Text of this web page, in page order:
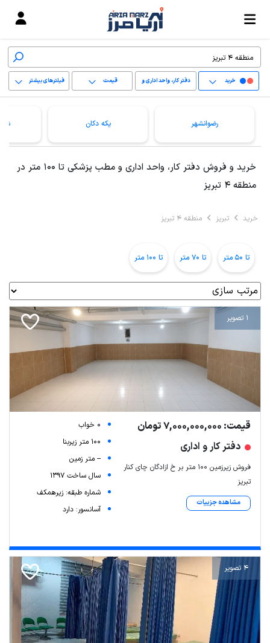
خرید دفتر کار، واحد اداری و
مطب پزشکی
قیمت فیلترهای بیشتر
پاک کردن محدوده
رضوانشهر یکه دکان
خرید و فروش دفتر کار، واحد اداری و مطب پزشکی تا 100 متر در
منطقه 4 تبریز
خرید تبریز منطقه 4 تبریز
تا 50 متر تا 70 متر تا 100 متر
1 تصویر
قیمت: 7,000,000,000 تومان
دفتر کار و اداری
فروش زیرزمین ۱۰۰ متر بر خ ازادگان چای کنار
تبریز
مشاهده جزییات
0 خواب
100 متر زیربنا
-- متر زمین
سال ساخت 1397
شماره طبقه: زیرهمکف
آسانسور: دارد
4 تصویر